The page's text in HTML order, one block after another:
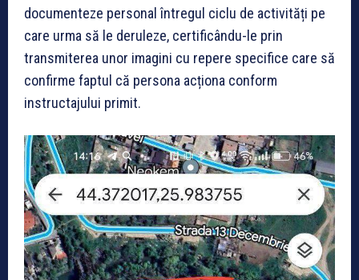
documenteze personal întregul ciclu de activități pe
care urma să le deruleze, certificându-le prin
transmiterea unor imagini cu repere specifice care să
confirme faptul că persona acționa conform
instructajului primit.